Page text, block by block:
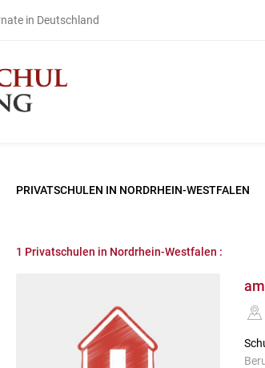
in Deutschland
PRIVATSCHULEN IN NORDRHEIN-WESTFALEN
1 Privatschulen in Nordrhein-Westfalen :